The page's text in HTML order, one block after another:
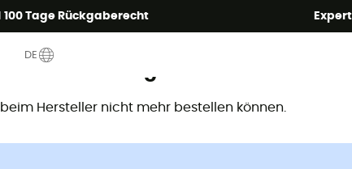
100 Tage Rückgaberecht
DE
2 Produkten* Code Summer5
Hersteller nicht mehr bestellen können.